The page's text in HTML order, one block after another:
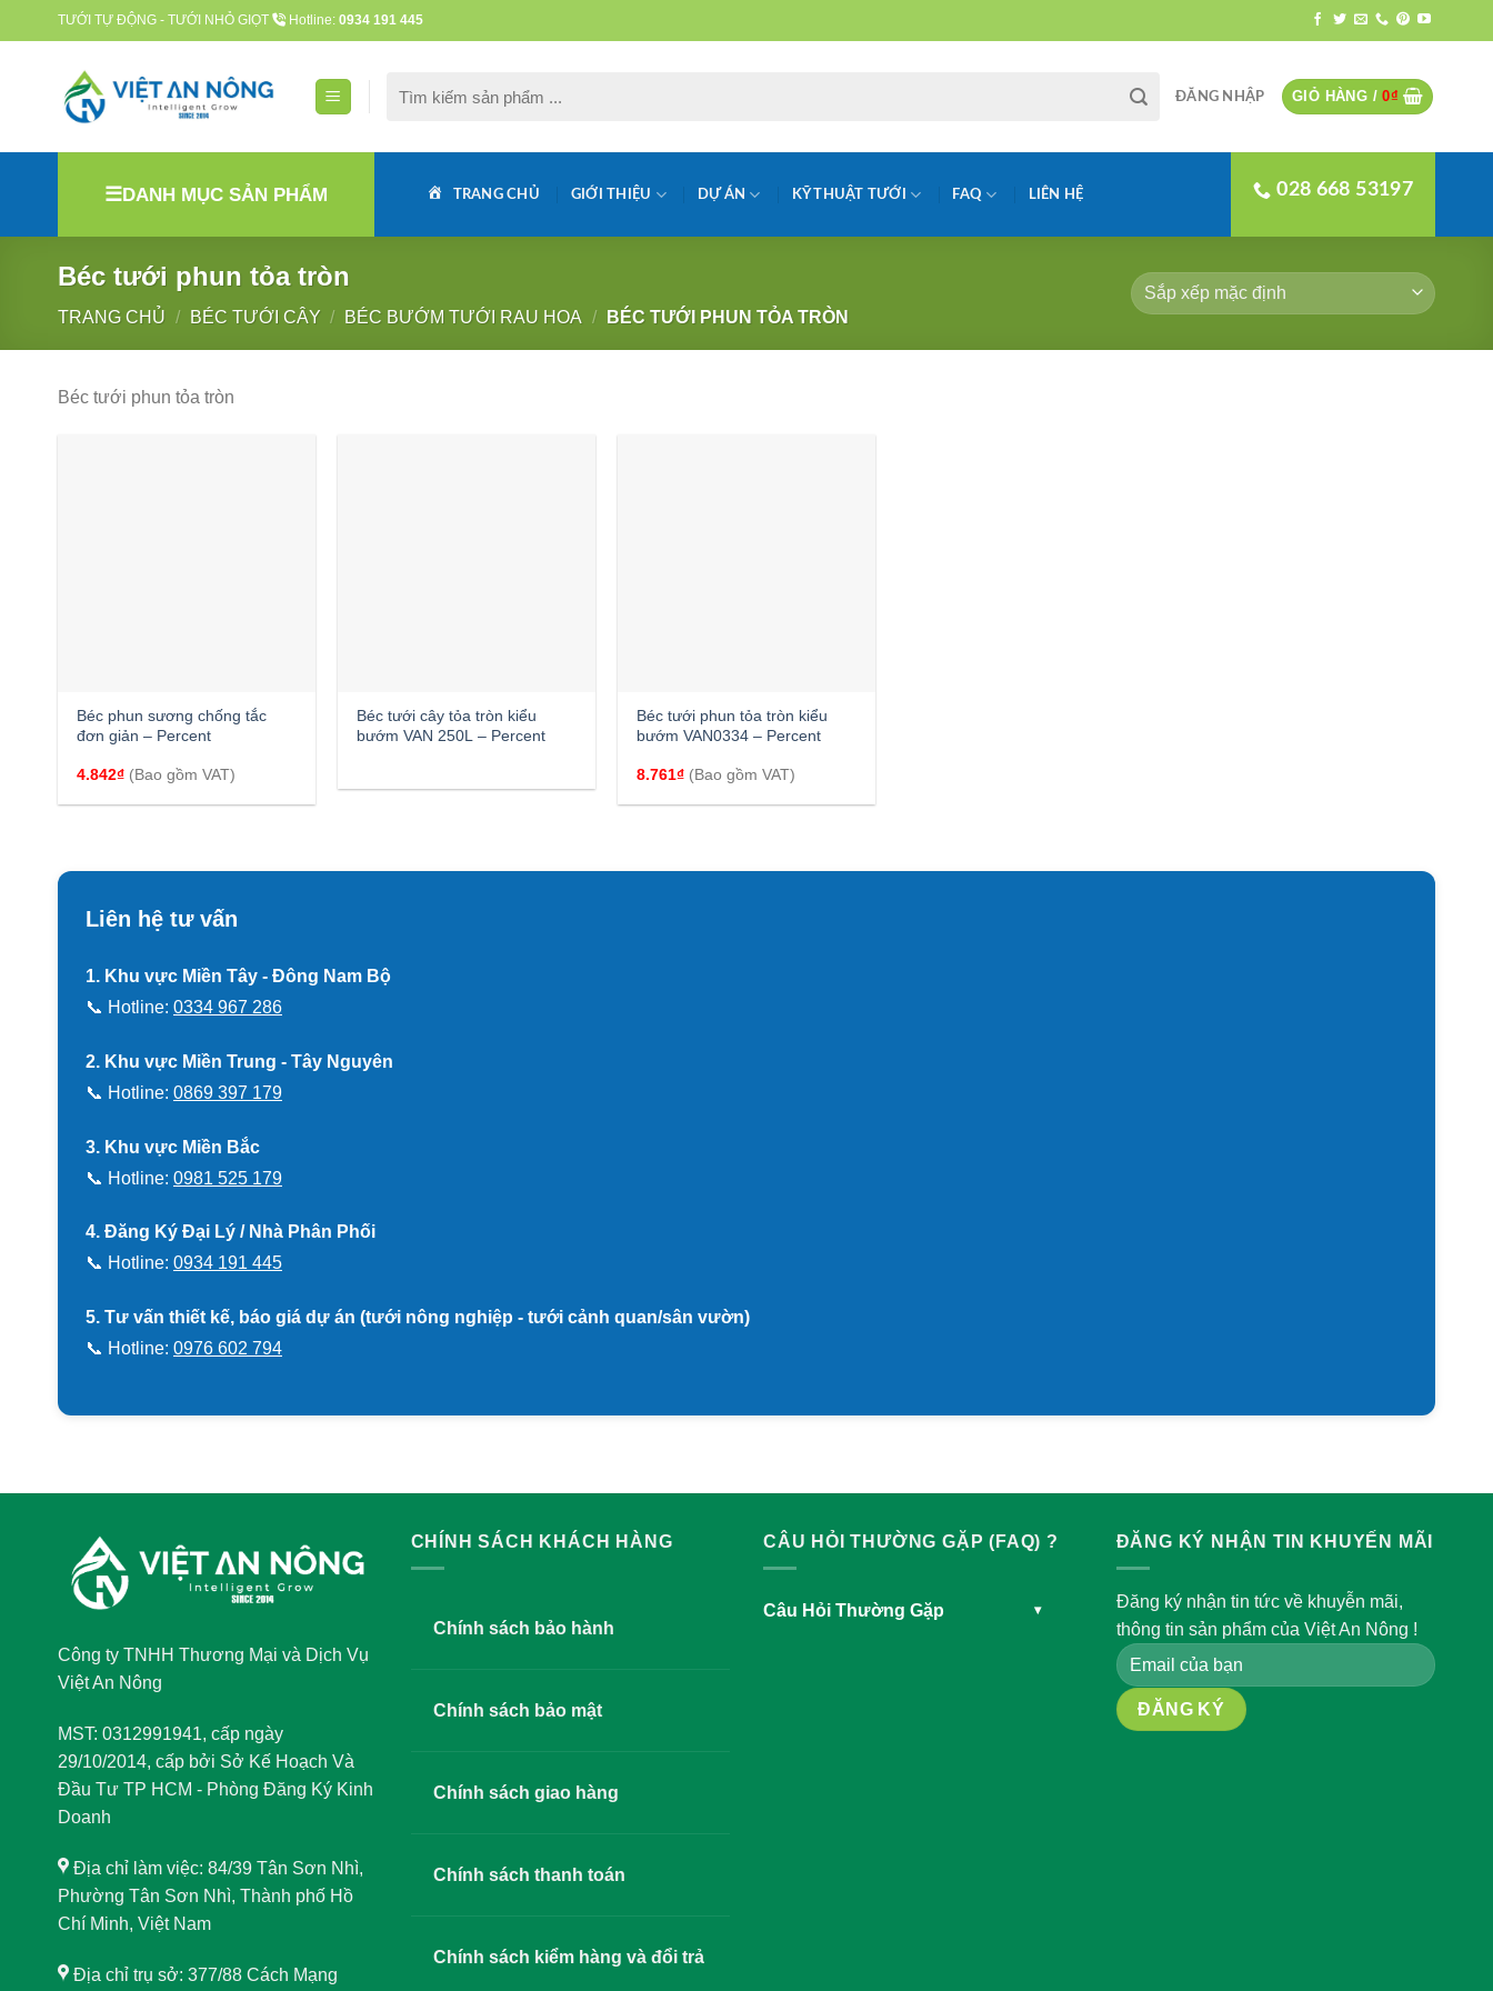
to
TƯỚI TỰ ĐỘNG - TƯỚI NHỎ GIỌT Hotline: 0934 191 445
kiếm:
ĐĂNG NHẬP GIỎ HÀNG /0₫
DANH MỤC SẢN PHẨM TRANG CHỦ GIỚI THIỆU DỰ ÁN KỸ THUẬT TƯỚI FAQ LIÊN HỆ 028 668 53197
Béc tưới phun tỏa tròn
TRANG CHỦ / BÉC TƯỚI CÂY / BÉC BƯỚM TƯỚI RAU HOA / BÉC TƯỚI PHUN TỎA TRÒN
Béc tưới phun tỏa tròn
Béc phun sương chống tắc
đơn giản – Percent
4.842₫ (Bao gồm VAT)
Béc tưới cây tỏa tròn kiểu
bướm VAN 250L – Percent
Béc tưới phun tỏa tròn kiểu
bướm VAN0334 – Percent
8.761₫ (Bao gồm VAT)
Liên hệ tư vấn
1. Khu vực Miền Tây - Đông Nam Bộ
📞 Hotline: 0334 967 286
2. Khu vực Miền Trung - Tây Nguyên
📞 Hotline: 0869 397 179
3. Khu vực Miền Bắc
📞 Hotline: 0981 525 179
4. Đăng Ký Đại Lý / Nhà Phân Phối
📞 Hotline: 0934 191 445
5. Tư vấn thiết kế, báo giá dự án (tưới nông nghiệp - tưới cảnh quan/sân vườn)
📞 Hotline: 0976 602 794
Công ty TNHH Thương Mại và Dịch Vụ
Việt An Nông
MST: 0312991941, cấp ngày
29/10/2014, cấp bởi Sở Kế Hoạch Và
Đầu Tư TP HCM - Phòng Đăng Ký Kinh
Doanh
Địa chỉ làm việc: 84/39 Tân Sơn Nhì,
Phường Tân Sơn Nhì, Thành phố Hồ
Chí Minh, Việt Nam
Địa chỉ trụ sở: 377/88 Cách Mạng
CHÍNH SÁCH KHÁCH HÀNG
Chính sách bảo hành
Chính sách bảo mật
Chính sách giao hàng
Chính sách thanh toán
Chính sách kiểm hàng và đổi trả
CÂU HỎI THƯỜNG GẶP (FAQ) ?
Câu Hỏi Thường Gặp ▾
ĐĂNG KÝ NHẬN TIN KHUYẾN MÃI
Đăng ký nhận tin tức về khuyễn mãi,
thông tin sản phẩm của Việt An Nông !